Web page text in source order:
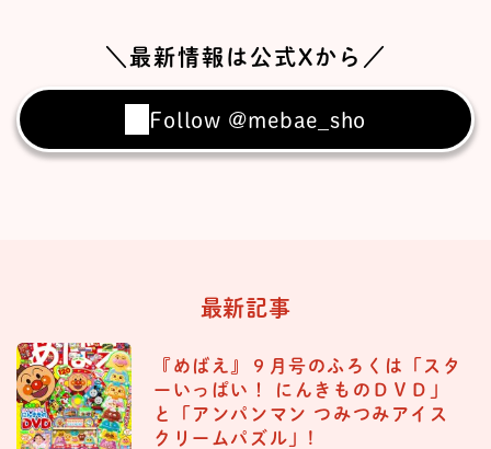
＼最新情報は公式Xから／
Follow @mebae_sho
最新記事
『めばえ』９月号のふろくは「スタ
ーいっぱい！ にんきものＤＶＤ」
と「アンパンマン つみつみアイス
クリームパズル」!